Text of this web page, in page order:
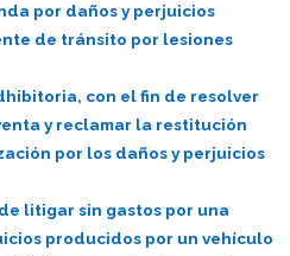
por daños y perjuicios
de tránsito por lesiones
con el fin de resolver
y reclamar la restitución
por los daños y perjuicios
litigar sin gastos por una
producidos por un vehículo